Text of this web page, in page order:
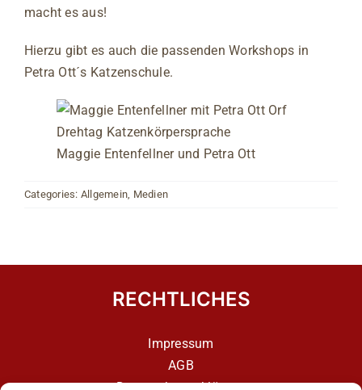
macht es aus!
Hierzu gibt es auch die passenden Workshops in
Petra Ott´s Katzenschule.
Maggie Entenfellner und Petra Ott
Categories: Allgemein, Medien
RECHTLICHES
Impressum
AGB